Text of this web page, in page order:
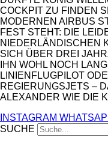
COCKPIT ZU FINDEN
MODERNEN AIRBUS
FEST STEHT: DIE
NIEDERLÄNDISCHEN
SICH ÜBER DREI
IHN WOHL NOCH
LINIENFLUGPILOT
REGIERUNGSJETS –
ALEXANDER WIE DIE
INSTAGRAM
SUCHE